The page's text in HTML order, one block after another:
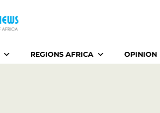
REGIONS AFRICA OPINION